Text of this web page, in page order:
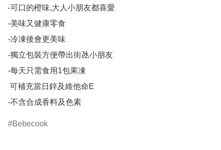
-可口的橙味,大人小朋友都喜愛
-美味又健康零食
-冷凍後會更美味
-獨立包裝方便帶出街氹小朋友
-每天只需食用1包果凍
-不含合成香料及色素
Bebecook